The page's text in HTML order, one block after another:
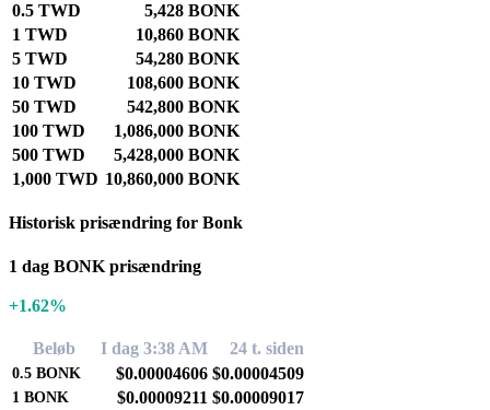
0.5 TWD
5,428 BONK
1 TWD
10,860 BONK
5 TWD
54,280 BONK
10 TWD
108,600 BONK
50 TWD
542,800 BONK
100 TWD
1,086,000 BONK
500 TWD
5,428,000 BONK
1,000 TWD 10,860,000 BONK
Historisk prisændring for Bonk
1 dag BONK prisændring
+1.62%
Beløb I dag 3:38 AM 24 t. siden
0.5 BONK $0.00004606 $0.00004509
1 BONK $0.00009211 $0.00009017